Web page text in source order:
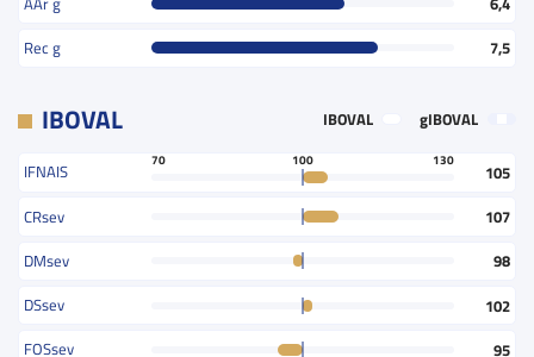
Rec g
7,5
IBOVAL IBOVAL gIBOVAL
IFNAIS
70 100 130
105
CRsev
107
DMsev
98
DSsev
102
FOSsev
95